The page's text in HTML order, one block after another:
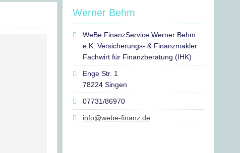
Werner Behm
WeBe FinanzService Werner Behm
e.K. Versicherungs- & Finanzmakler
Fachwirt für Finanzberatung (IHK)
Enge Str. 1
78224 Singen
07731/86970
info@webe-finanz.de